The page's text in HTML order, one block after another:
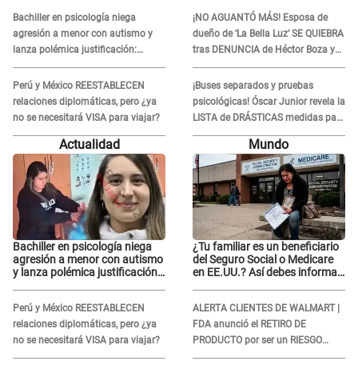
Bachiller en psicología niega
agresión a menor con autismo y
lanza polémica justificación:
"Defenderme ante..."
Perú y México REESTABLECEN
relaciones diplomáticas, pero ¿ya
no se necesitará VISA para viajar?
repentino adiós
¡NO AGUANTÓ MÁS! Esposa de
dueño de ‘La Bella Luz’ SE QUIEBRA
tras DENUNCIA de Héctor Boza y
ARREMETE contra Claudia Salazar
¡Buses separados y pruebas
psicológicas! Óscar Junior revela la
LISTA de DRÁSTICAS medidas para
prevenir acoso en 'La Bella Luz' tras
caso Naldy Saldaña
Actualidad
Bachiller en psicología niega
agresión a menor con autismo
y lanza polémica justificación:
Perú y México REESTABLECEN
relaciones diplomáticas, pero ¿ya
no se necesitará VISA para viajar?
Mundo
¿Tu familiar es un beneficiario
del Seguro Social o Medicare
en EE.UU.? Así debes informar
ALERTA CLIENTES DE WALMART |
FDA anunció el RETIRO DE
PRODUCTO por ser un RIESGO
MORTAL para consumidores: ¿Cuál